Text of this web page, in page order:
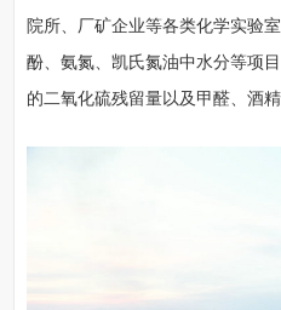
院所、厂矿企业等各类化学实验
酚、氨氮、凯氏氮油中水分等项
的二氧化硫残留量以及甲醛、酒